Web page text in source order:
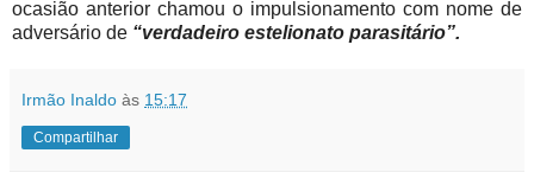
ocasião anterior chamou o impulsionamento com nome de
adversário de “verdadeiro estelionato parasitário”.
Irmão Inaldo às 15:17
Compartilhar